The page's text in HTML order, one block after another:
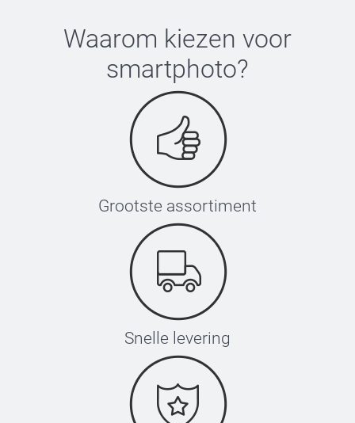
Waarom kiezen voor
smartphoto?
Grootste assortiment
Snelle levering